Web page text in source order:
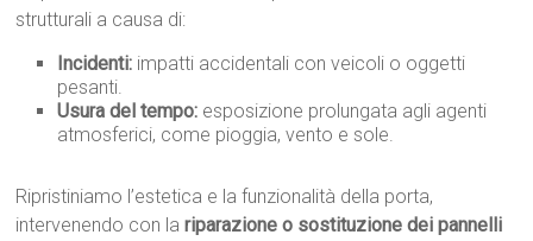
strutturali a causa di:
Incidenti: impatti accidentali con veicoli o oggetti
pesanti.
Usura del tempo: esposizione prolungata agli agenti
atmosferici, come pioggia, vento e sole.
Ripristiniamo l’estetica e la funzionalità della porta,
intervenendo con lariparazione o sostituzione dei pannelli